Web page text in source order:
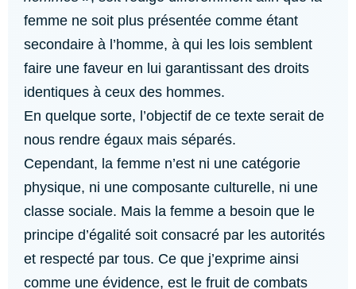
femme ne soit plus présentée comme étant
secondaire à l’homme, à qui les lois semblent
faire une faveur en lui garantissant des droits
identiques à ceux des hommes.
En quelque sorte, l’objectif de ce texte serait de
nous rendre égaux mais séparés.
Cependant, la femme n’est ni une catégorie
physique, ni une composante culturelle, ni une
classe sociale. Mais la femme a besoin que le
principe d’égalité soit consacré par les autorités
et respecté par tous. Ce que j’exprime ainsi
comme une évidence, est le fruit de combats